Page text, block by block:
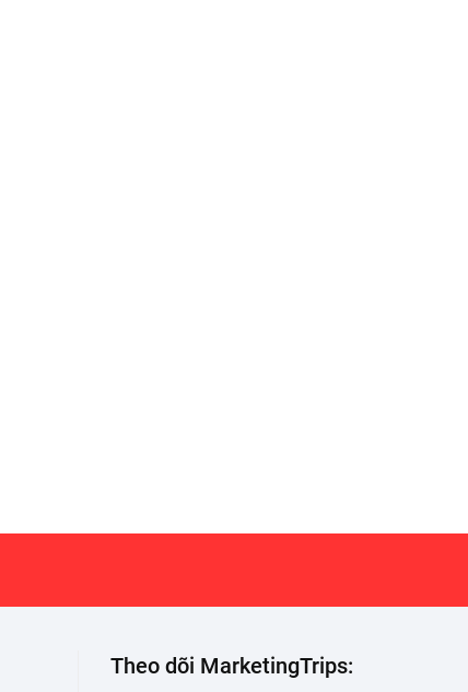
Theo dõi MarketingTrips: